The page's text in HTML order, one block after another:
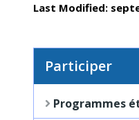
Last Modified:
Participer
Programmes